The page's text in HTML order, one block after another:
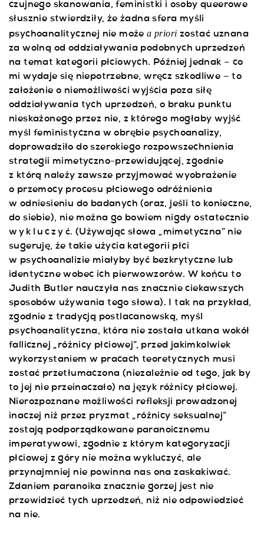
czujnego skanowania, feministki i osoby queerowe
słusznie stwierdziły, że żadna sfera myśli
psychoanalitycznej nie możea priori zostać uznana
za wolną od oddziaływania podobnych uprzedzeń
na temat kategorii płciowych. Później jednak – co
mi wydaje się niepotrzebne, wręcz szkodliwe – to
założenie o niemożliwości wyjścia poza siłę
oddziaływania tych uprzedzeń, o braku punktu
nieskażonego przez nie, z którego mogłaby wyjść
myśl feministyczna w obrębie psychoanalizy,
doprowadziło do szerokiego rozpowszechnienia
strategii mimetyczno-przewidującej, zgodnie
z którą należy zawsze przyjmować wyobrażenie
o przemocy procesu płciowego odróżnienia
w odniesieniu do badanych (oraz, jeśli to konieczne,
do siebie), nie można go bowiem nigdy ostatecznie
wykluczy ć. (Używając słowa „mimetyczna” nie
sugeruję, że takie użycia kategorii płci
w psychoanalizie miałyby być bezkrytyczne lub
identyczne wobec ich pierwowzorów. W końcu to
Judith Butler nauczyła nas znacznie ciekawszych
sposobów używania tego słowa). I tak na przykład,
zgodnie z tradycją postlacanowską, myśl
psychoanalityczna, która nie została utkana wokół
fallicznej „różnicy płciowej”, przed jakimkolwiek
wykorzystaniem w pracach teoretycznych musi
zostać przetłumaczona (niezależnie od tego, jak by
to jej nie przeinaczało) na język różnicy płciowej.
Nierozpoznane możliwości refleksji prowadzonej
inaczej niż przez pryzmat „różnicy seksualnej”
zostają podporządkowane paranoicznemu
imperatywowi, zgodnie z którym kategoryzacji
płciowej z góry nie można wykluczyć, ale
przynajmniej nie powinna nas ona zaskakiwać.
Zdaniem paranoika znacznie gorzej jest nie
przewidzieć tych uprzedzeń, niż nie odpowiedzieć
na nie.